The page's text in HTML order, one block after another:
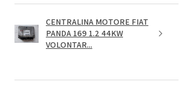
CENTRALINA MOTORE FIAT
PANDA 169 1.2 44KW
VOLONTAR...